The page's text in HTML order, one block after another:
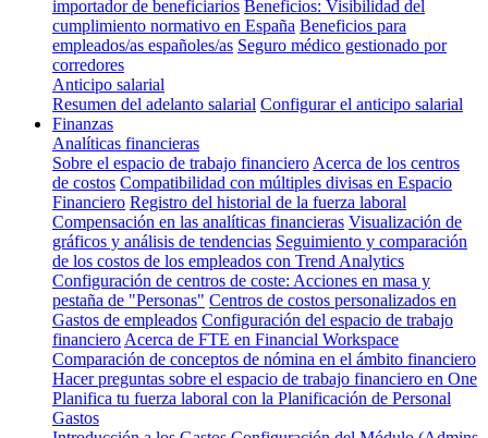
importador de beneficiarios Beneficios: Visibilidad del
cumplimiento normativo en España Beneficios para
empleados/as españoles/as Seguro médico gestionado por
corredores
Anticipo salarial
Resumen del adelanto salarial Configurar el anticipo salarial
Finanzas
Analíticas financieras
Sobre el espacio de trabajo financiero Acerca de los centros
de costos Compatibilidad con múltiples divisas en Espacio
Financiero Registro del historial de la fuerza laboral
Compensación en las analíticas financieras Visualización de
gráficos y análisis de tendencias Seguimiento y comparación
de los costos de los empleados con Trend Analytics
Configuración de centros de coste: Acciones en masa y
pestaña de "Personas" Centros de costos personalizados en
Gastos de empleados Configuración del espacio de trabajo
financiero Acerca de FTE en Financial Workspace
Comparación de conceptos de nómina en el ámbito financiero
Hacer preguntas sobre el espacio de trabajo financiero en One
Planifica tu fuerza laboral con la Planificación de Personal
Gastos